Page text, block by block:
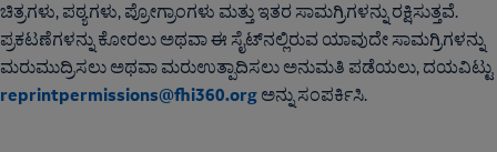
ಚಿತ್ರಗಳು, ಪಠ್ಯಗಳು, ಪ್ರೋಗ್ರಾಂಗಳು ಮತ್ತು ಇತರ ಸಾಮಗ್ರಿಗಳನ್ನು ರಕ್ಷಿಸುತ್ತವೆ.
ಪ್ರಕಟಣೆಗಳನ್ನು ಕೋರಲು ಅಥವಾ ಈ ಸೈಟ್‌ನಲ್ಲಿರುವ ಯಾವುದೇ ಸಾಮಗ್ರಿಗಳನ್ನು
ಮರುಮುದ್ರಿಸಲು ಅಥವಾ ಮರುಉತ್ಪಾದಿಸಲು ಅನುಮತಿ ಪಡೆಯಲು, ದಯವಿಟ್ಟು
reprintpermissions@fhi360.org ಅನ್ನು ಸಂಪರ್ಕಿಸಿ.